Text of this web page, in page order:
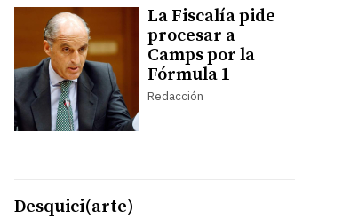
La Fiscalía pide
procesar a
Camps por la
Fórmula 1
Redacción
Desquici(arte)